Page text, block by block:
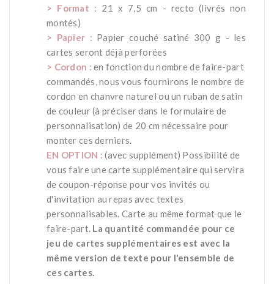
> Format : 21 x 7,5 cm - recto (livrés non
montés)
> Papier : Papier couché satiné 300 g - les
cartes seront déjà perforées
> Cordon : en fonction du nombre de faire-part
commandés, nous vous fournirons le nombre de
cordon en chanvre naturel ou un ruban de satin
de couleur (à préciser dans le formulaire de
personnalisation) de 20 cm nécessaire pour
monter ces derniers.
EN OPTION : (avec supplément) Possibilité de
vous faire une carte supplémentaire qui servira
de coupon-réponse pour vos invités ou
d'invitation au repas avec textes
personnalisables. Carte au même format que le
faire-part. La quantité commandée pour ce
jeu de cartes supplémentaires est avec la
même version de texte pour l'ensemble de
ces cartes.